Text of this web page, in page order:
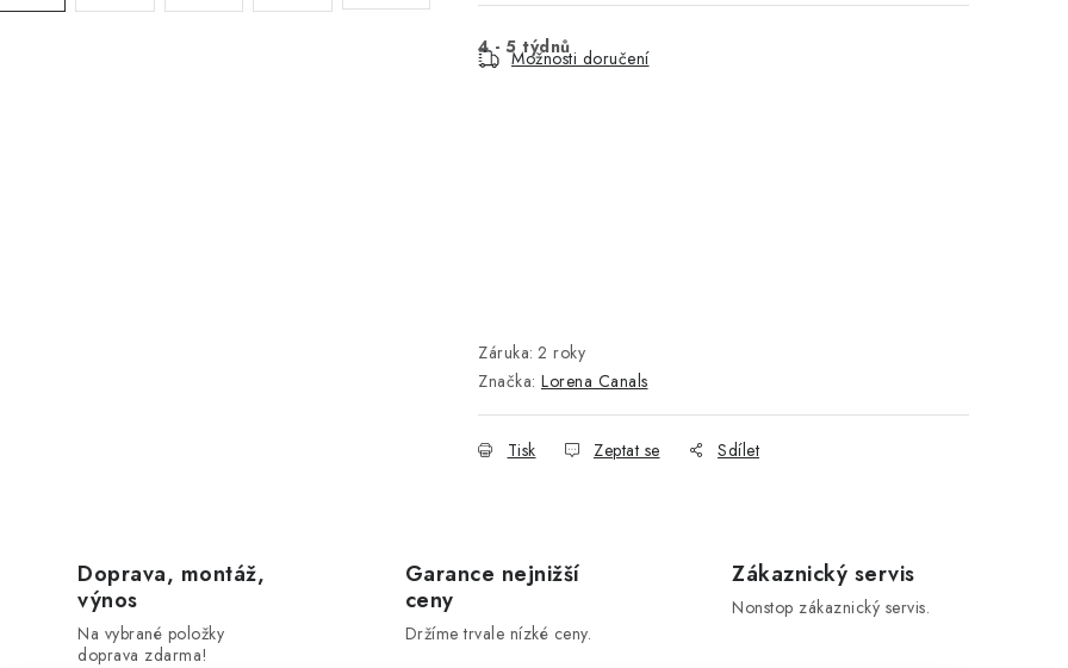
4 - 5 týdnů
Možnosti doručení
Záruka: 2 roky
Značka: Lorena Canals
Tisk Zeptat se Sdílet
Doprava, montáž,
výnos
Na vybrané položky
doprava zdarma!
Garance nejnižší
ceny
Držíme trvale nízké ceny.
Zákaznický servis
Nonstop zákaznický servis.